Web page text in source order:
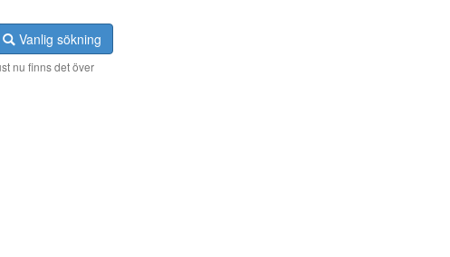
Vanlig sökning
nu finns det över